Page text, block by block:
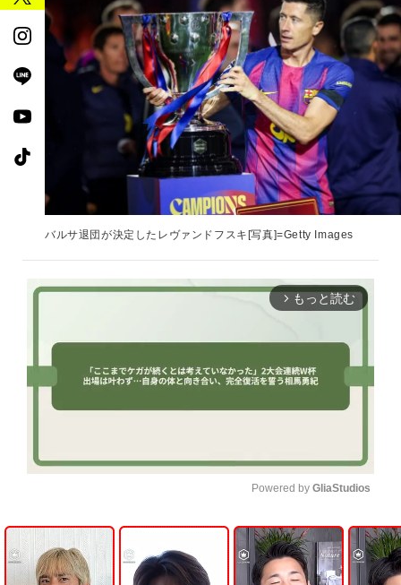
バルサ退団が決定したレヴァンドフスキ[写真]=Getty Images
arrow_forward_ios もっと読む
U
n
m
u
Powered by GliaStudios